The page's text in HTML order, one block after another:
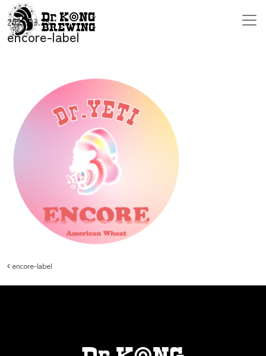
コンテンツへスキップ
メインナビゲーション
2025.03.28
encore-label
投稿ナビゲーション
encore-label